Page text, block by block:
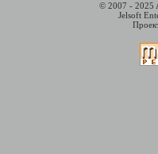
© 2007 - 2025
Jelsoft